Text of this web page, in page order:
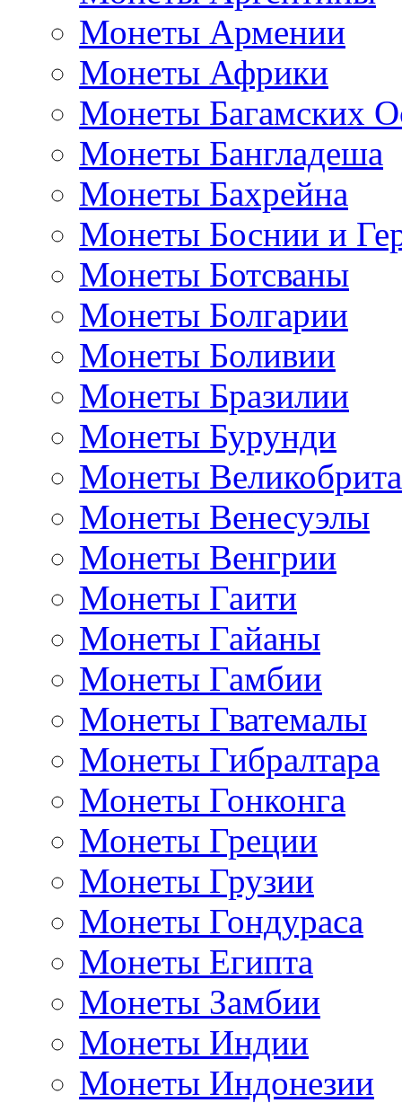
Монеты Армении
Монеты Африки
Монеты Багамских
Монеты Бангладеша
Монеты Бахрейна
Монеты Боснии и
Монеты Ботсваны
Монеты Болгарии
Монеты Боливии
Монеты Бразилии
Монеты Бурунди
Монеты
Монеты Венесуэлы
Монеты Венгрии
Монеты Гаити
Монеты Гайаны
Монеты Гамбии
Монеты Гватемалы
Монеты Гибралтара
Монеты Гонконга
Монеты Греции
Монеты Грузии
Монеты Гондураса
Монеты Египта
Монеты Замбии
Монеты Индии
Монеты Индонезии